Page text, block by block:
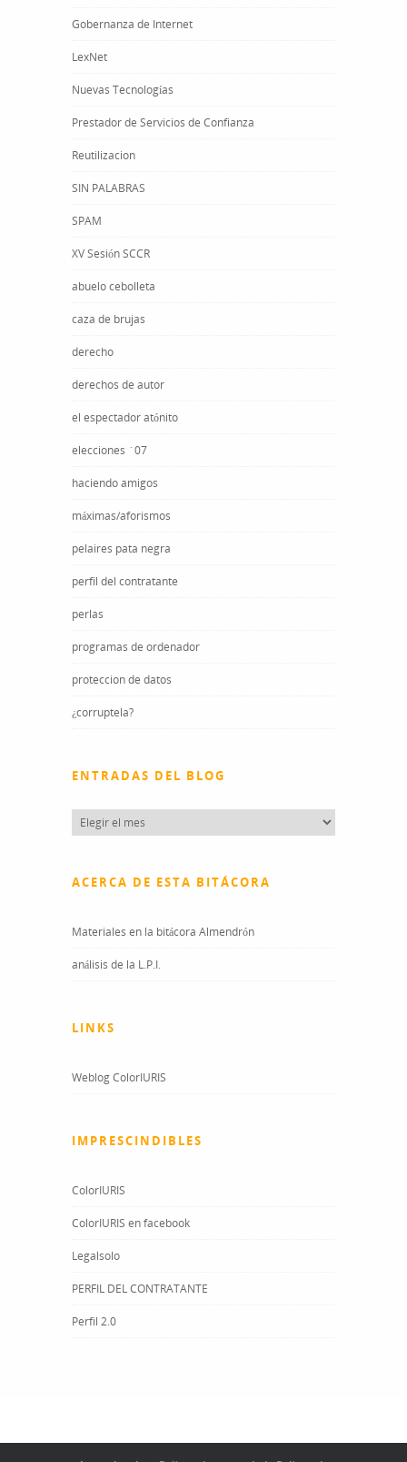
Gobernanza de Internet
LexNet
Nuevas Tecnologías
Prestador de Servicios de Confianza
Reutilizacion
SIN PALABRAS
SPAM
XV Sesión SCCR
abuelo cebolleta
caza de brujas
derecho
derechos de autor
el espectador atónito
elecciones ´07
haciendo amigos
máximas/aforismos
pelaires pata negra
perfil del contratante
perlas
programas de ordenador
proteccion de datos
¿corruptela?
ENTRADAS DEL BLOG
Entradas
del
ACERCA DE ESTA BITÁCORA
Materiales en la bitácora Almendrón
análisis de la L.P.I.
LINKS
Weblog ColorIURIS
IMPRESCINDIBLES
ColorIURIS
ColorIURIS en facebook
Legalsolo
PERFIL DEL CONTRATANTE
Perfil 2.0